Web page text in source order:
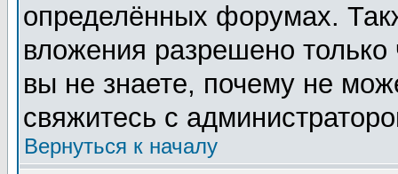
определённых форумах.
вложения разрешено
вы не знаете, почему не
свяжитесь с
Вернуться к началу